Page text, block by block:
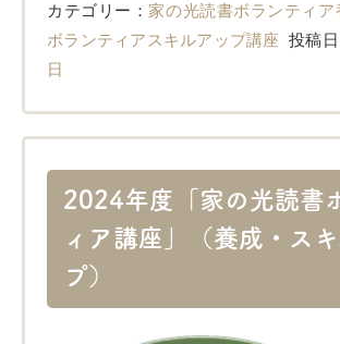
カテゴリー：家の光読書ボランティア
ボランティアスキルアップ講座 投稿日
日
2024年度「家の光読書
ィア講座」（養成・スキ
プ）